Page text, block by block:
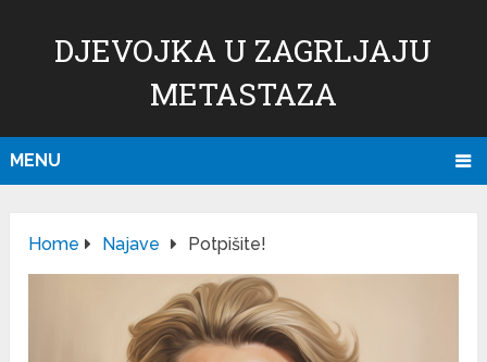
DJEVOJKA U ZAGRLJAJU
METASTAZA
MENU
Home Najave Potpišite!